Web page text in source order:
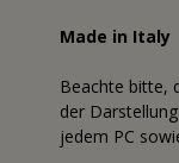
Made in Italy
Beachte bitte,
der
jedem PC